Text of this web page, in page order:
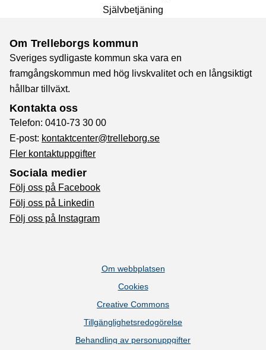
Självbetjäning
Om Trelleborgs kommun
Sveriges sydligaste kommun ska vara en
framgångskommun med hög livskvalitet och en långsiktigt
hållbar tillväxt.
Kontakta oss
Telefon: 0410-73 30 00
E-post: kontaktcenter@trelleborg.se
Fler kontaktuppgifter
Sociala medier
Följ oss på Facebook
Följ oss på Linkedin
Följ oss på Instagram
Om webbplatsen
Cookies
Creative Commons
Tillgänglighetsredogörelse
Behandling av personuppgifter